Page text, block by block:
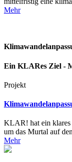
Mehr
Ein KLARes Ziel -
Projekt
KLAR! hat ein klares
um das Murtal auf
Mehr